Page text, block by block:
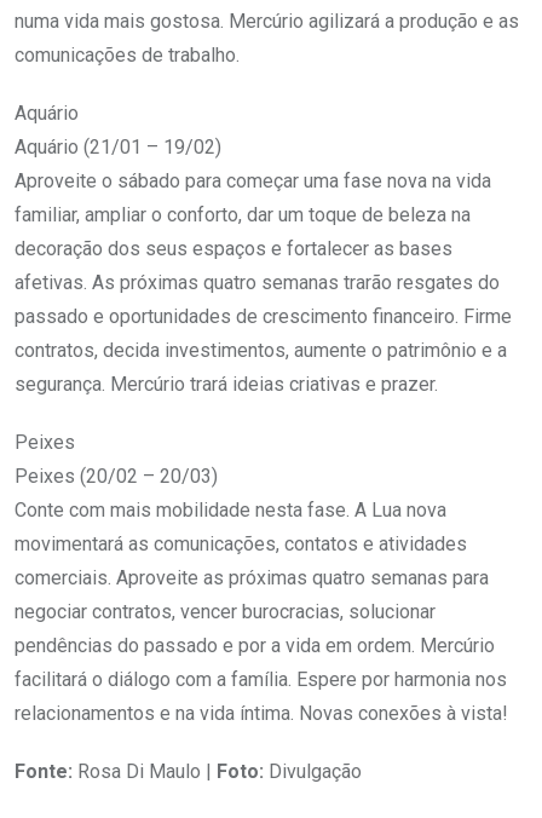
numa vida mais gostosa. Mercúrio agilizará a produção e as
comunicações de trabalho.
Aquário
Aquário (21/01 – 19/02)
Aproveite o sábado para começar uma fase nova na vida
familiar, ampliar o conforto, dar um toque de beleza na
decoração dos seus espaços e fortalecer as bases
afetivas. As próximas quatro semanas trarão resgates do
passado e oportunidades de crescimento financeiro. Firme
contratos, decida investimentos, aumente o patrimônio e a
segurança. Mercúrio trará ideias criativas e prazer.
Peixes
Peixes (20/02 – 20/03)
Conte com mais mobilidade nesta fase. A Lua nova
movimentará as comunicações, contatos e atividades
comerciais. Aproveite as próximas quatro semanas para
negociar contratos, vencer burocracias, solucionar
pendências do passado e por a vida em ordem. Mercúrio
facilitará o diálogo com a família. Espere por harmonia nos
relacionamentos e na vida íntima. Novas conexões à vista!
Fonte: Rosa Di Maulo | Foto: Divulgação